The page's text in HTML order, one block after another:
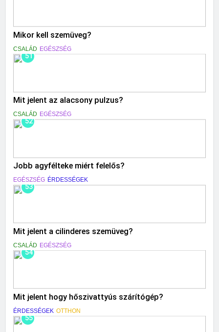
Mikor kell szemüveg?
CSALÁD EGÉSZSÉG
51
Mit jelent az alacsony pulzus?
CSALÁD EGÉSZSÉG
52
Jobb agyfélteke miért felelős?
EGÉSZSÉG ÉRDESSÉGEK
53
Mit jelent a cilinderes szemüveg?
CSALÁD EGÉSZSÉG
54
Mit jelent hogy hőszivattyús szárítógép?
ÉRDESSÉGEK OTTHON
55